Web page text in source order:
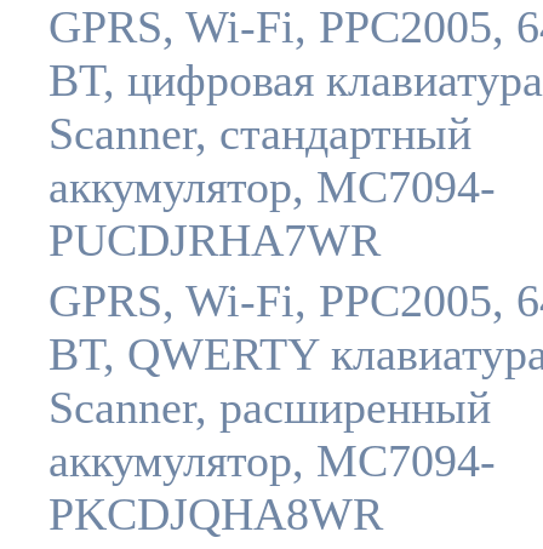
GPRS, Wi-Fi, PPC2005,
BT, цифровая
Scanner, стандартный
аккумулятор, MC7094-
PUCDJRHA7WR
GPRS, Wi-Fi, PPC2005,
BT, QWERTY
Scanner, расширенный
аккумулятор, MC7094-
PKCDJQHA8WR